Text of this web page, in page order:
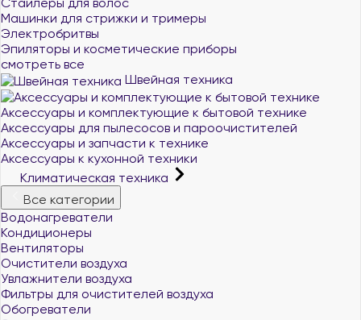
Машинки для стрижки и тримеры
Электробритвы
Эпиляторы и косметические приборы
смотреть все
Швейная техника
Аксессуары и комплектующие к бытовой технике
Аксессуары для пылесосов и пароочистителей
Аксессуары и запчасти к технике
Аксессуары к кухонной техники
Климатическая техника
Все категории
Водонагреватели
Кондиционеры
Вентиляторы
Очистители воздуха
Увлажнители воздуха
Фильтры для очистителей воздуха
Обогреватели